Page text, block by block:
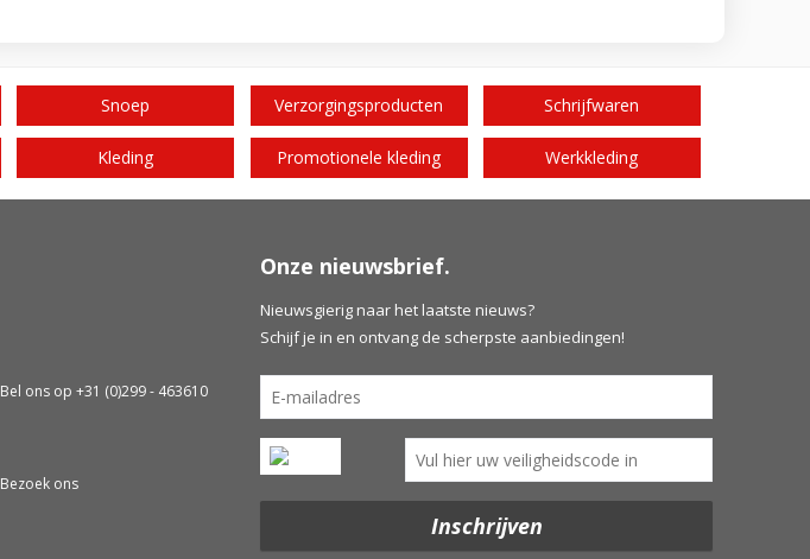
Snoep Verzorgingsproducten Schrijfwaren
Kleding Promotionele kleding Werkkleding
Bel ons op +31 (0)299 - 463610
Bezoek ons
Onze nieuwsbrief.
Nieuwsgierig naar het laatste nieuws?
Schijf je in en ontvang de scherpste aanbiedingen!